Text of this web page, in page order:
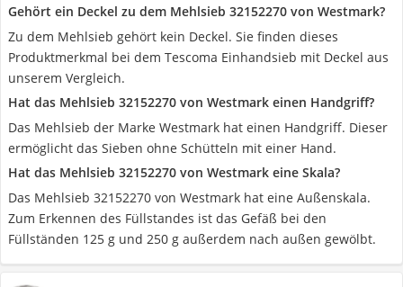
Gehört ein Deckel zu dem Mehlsieb 32152270 von Westmark?
Zu dem Mehlsieb gehört kein Deckel. Sie finden dieses
Produktmerkmal bei dem Tescoma Einhandsieb mit Deckel aus
unserem Vergleich.
Hat das Mehlsieb 32152270 von Westmark einen Handgriff?
Das Mehlsieb der Marke Westmark hat einen Handgriff. Dieser
ermöglicht das Sieben ohne Schütteln mit einer Hand.
Hat das Mehlsieb 32152270 von Westmark eine Skala?
Das Mehlsieb 32152270 von Westmark hat eine Außenskala.
Zum Erkennen des Füllstandes ist das Gefäß bei den
Füllständen 125 g und 250 g außerdem nach außen gewölbt.